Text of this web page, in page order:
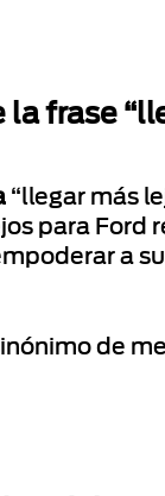
la frase
“llegar más
para Ford
a
de